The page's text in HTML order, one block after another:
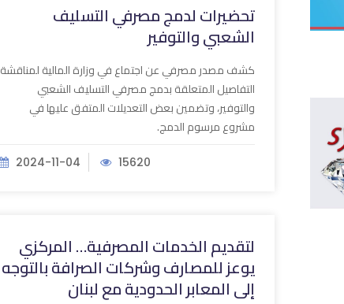
تحضيرات لدمج مصرفي التسليف
الشعبي والتوفير
كشف مصدر مصرفي عن اجتماع في وزارة المالية لمناقشة
التفاصيل المتعلقة بدمج مصرفي التسليف الشعبي
والتوفير، وتضمين بعض التعديلات المتفق عليها في
مشروع مرسوم الدمج.
2024-11-04 15620
لتقديم الخدمات المصرفية… المركزي
يوعز للمصارف وشركات الصرافة بالتوجه
إلى المعابر الحدودية مع لبنان